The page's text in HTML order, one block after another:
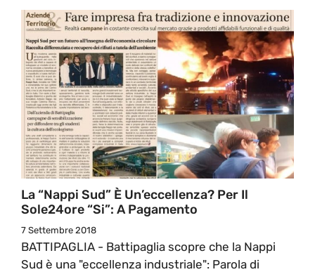
La “Nappi Sud” È Un’eccellenza? Per Il
Sole24ore “Si”: A Pagamento
7 Settembre 2018
BATTIPAGLIA - Battipaglia scopre che la Nappi
Sud è una "eccellenza industriale": Parola di